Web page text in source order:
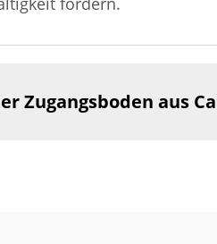
Zugangsboden aus